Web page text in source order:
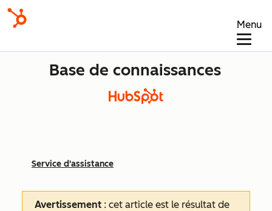
Menu
Base de connaissances
Service d'assistance
Avertissement : cet article est le résultat de